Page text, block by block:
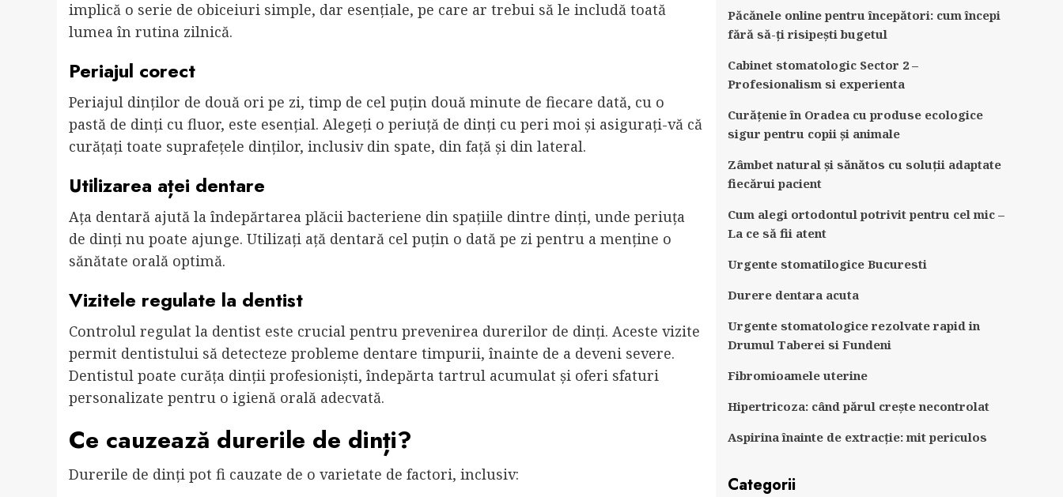
implică o serie de obiceiuri simple, dar esențiale, pe care ar trebui să le includă toată
lumea în rutina zilnică.
Periajul corect
Periajul dinților de două ori pe zi, timp de cel puțin două minute de fiecare dată, cu o
pastă de dinți cu fluor, este esențial. Alegeți o periuță de dinți cu peri moi și asigurați-vă că
curățați toate suprafețele dinților, inclusiv din spate, din față și din lateral.
Utilizarea aței dentare
Ața dentară ajută la îndepărtarea plăcii bacteriene din spațiile dintre dinți, unde periuța
de dinți nu poate ajunge. Utilizați ață dentară cel puțin o dată pe zi pentru a menține o
sănătate orală optimă.
Vizitele regulate la dentist
Controlul regulat la dentist este crucial pentru prevenirea durerilor de dinți. Aceste vizite
permit dentistului să detecteze probleme dentare timpurii, înainte de a deveni severe.
Dentistul poate curăța dinții profesioniști, îndepărta tartrul acumulat și oferi sfaturi
personalizate pentru o igienă orală adecvată.
Ce cauzează durerile de dinți?
Durerile de dinți pot fi cauzate de o varietate de factori, inclusiv:
Păcănele online pentru începători: cum începi
fără să-ți risipești bugetul
Cabinet stomatologic Sector 2 –
Profesionalism si experienta
Curățenie în Oradea cu produse ecologice
sigur pentru copii și animale
Zâmbet natural și sănătos cu soluții adaptate
fiecărui pacient
Cum alegi ortodontul potrivit pentru cel mic –
La ce să fii atent
Urgente stomatilogice Bucuresti
Durere dentara acuta
Urgente stomatologice rezolvate rapid in
Drumul Taberei si Fundeni
Fibromioamele uterine
Hipertricoza: când părul crește necontrolat
Aspirina înainte de extracție: mit periculos
Categorii